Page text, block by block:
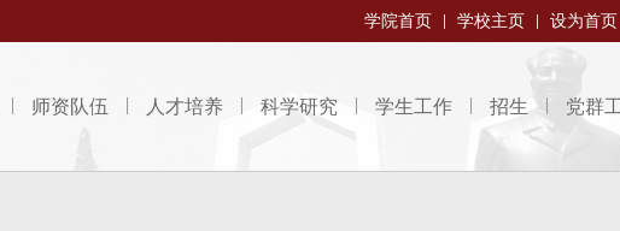
学院首页 学校主页 设为首页
师资队伍 人才培养 科学研究 学生工作 招生 党群